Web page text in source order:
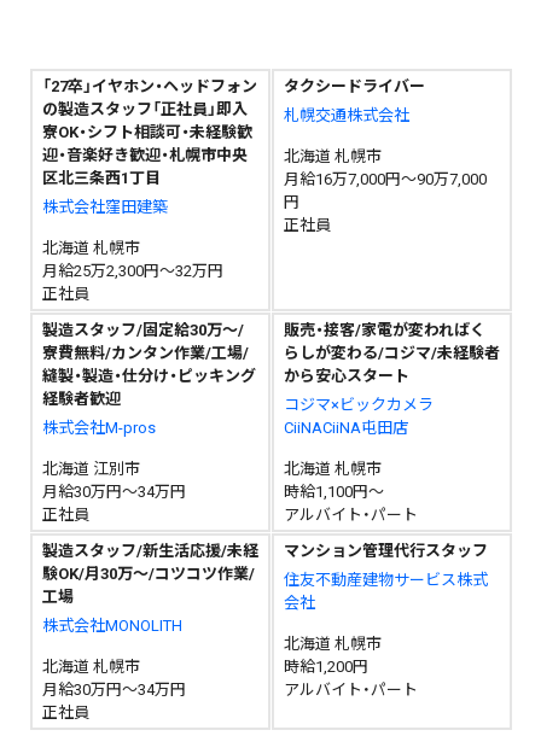
「27卒」イヤホン・ヘッドフォン
の製造スタッフ「正社員」即入
寮OK・シフト相談可・未経験歓
迎・音楽好き歓迎・札幌市中央
区北三条西1丁目
株式会社窪田建築
北海道 札幌市
月給25万2,300円～32万円
正社員
タクシードライバー
札幌交通株式会社
北海道 札幌市
月給16万7,000円～90万7,000
円
正社員
製造スタッフ/固定給30万～/
寮費無料/カンタン作業/工場/
縫製・製造・仕分け・ピッキング
経験者歓迎
株式会社M-pros
北海道 江別市
月給30万円～34万円
正社員
販売・接客/家電が変わればく
らしが変わる/コジマ/未経験者
から安心スタート
コジマ×ビックカメラ
CiiNACiiNA屯田店
北海道 札幌市
時給1,100円～
アルバイト・パート
製造スタッフ/新生活応援/未経
験OK/月30万～/コツコツ作業/
工場
株式会社MONOLITH
北海道 札幌市
月給30万円～34万円
正社員
マンション管理代行スタッフ
住友不動産建物サービス株式
会社
北海道 札幌市
時給1,200円
アルバイト・パート